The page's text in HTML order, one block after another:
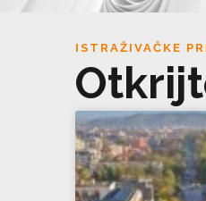
ISTRAŽIVAČKE